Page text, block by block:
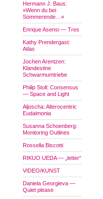
Hermann J. Baus:
»Wenn du bei
Sommerende…«
Enrique Asensi — Tres
Kathy Prendergast:
Atlas
Jochen Arentzen:
Klandestine
Schwarmumtriebe
Philip Stoll: Consensus
— Space and Light
Aljoscha: Alterocentric
Eudaimonia
Susanna Schoenberg:
Monitoring Outlines
Rossella Biscotti
RIKUO UEDA — „letter“
VIDEO/KUNST
Daniela Georgieva —
Quiet please